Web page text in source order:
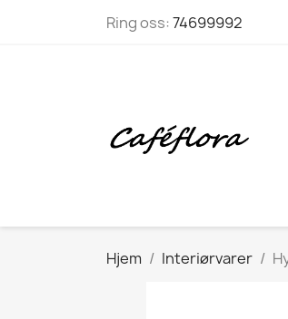
Ring oss:74699992
Hjem Interiørvarer